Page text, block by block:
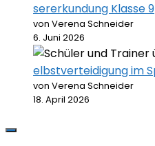
sererkundung Klasse 9
von Verena Schneider
6. Juni 2026
elbstverteidigung im
von Verena Schneider
18. April 2026